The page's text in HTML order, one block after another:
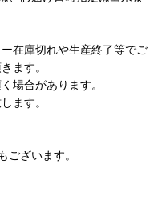
在庫切れや生産終了等でご
ます。
場合があります。
ます。
ざいます。